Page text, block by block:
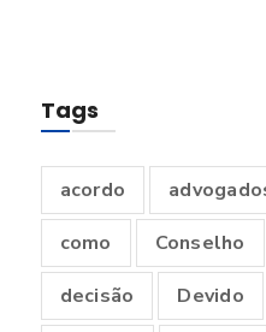
Tags
acordo
como
Conselho
decisão
Devido